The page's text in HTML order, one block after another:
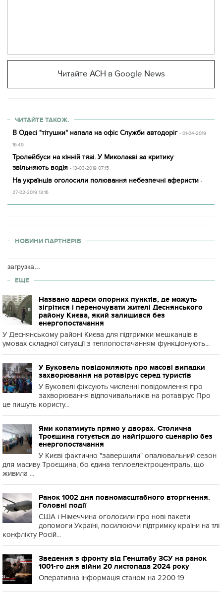
Читайте АСН в Google News
ЧИТАЙТЕ ТАКОЖ.
В Одесі "тітушки" напала на офіс Служби автодоріг - 01-04-2019
16:49
Тролейбуси на кінній тязі. У Миколаєві за критику
звільняють водія - 13-03-2019 07:15
На українців оголосили полювання небезпечні аферисти -
27-02-2019 13:16
НОВИНИ ПАРТНЕРІВ
загрузка...
ЕЩЕ
Названо адреси опорних пунктів, де можуть
зігрітися і переночувати жителі Деснянського
району Києва, який залишився без
енергопостачання
У Деснянському районі Києва для підтримки мешканців в
умовах складної ситуації з теплопостачанням функціонують...
У Буковель повідомляють про масові випадки
захворювання на ротавірус серед туристів
У Буковелі фіксують численні повідомлення про
захворювання відпочивальників на ротавірус Про
це пишуть користу...
Ями копатимуть прямо у дворах. Столична
Троєщина готується до найгіршого сценарію без
енергопостачання
У Києві фактично "завершили" опалювальний сезон
для масиву Троєщина, бо єдина теплоелектроцентраль, що
живила ...
Ранок 1002 дня повномасштабного вторгнення.
Головні події
США і Німеччина оголосили про нові пакети
допомоги Україні, посилюючи підтримку країни на тлі
конфлікту Росій...
Зведення з фронту від Генштабу ЗСУ на ранок
1001-го дня війни 20 листопада 2024 року
Оперативна інформація станом на 2200 19